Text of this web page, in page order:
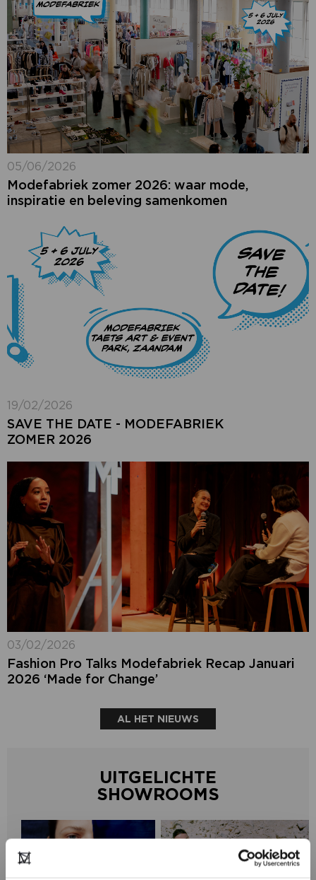
05/06/2026
Modefabriek zomer 2026: waar mode,
inspiratie en beleving samenkomen
19/02/2026
SAVE THE DATE - MODEFABRIEK
ZOMER 2026
03/02/2026
Fashion Pro Talks Modefabriek Recap Januari
2026 ‘Made for Change’
AL HET NIEUWS
UITGELICHTE
SHOWROOMS